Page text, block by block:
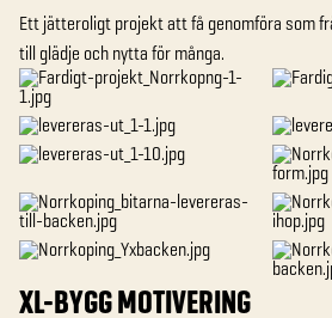
Ett jätteroligt projekt att få genomföra som
till glädje och nytta för många.
XL-BYGG MOTIVERING